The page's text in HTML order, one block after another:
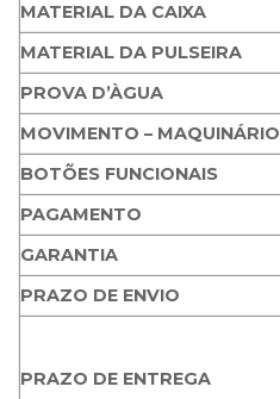
MATERIAL DA CAIXA
MATERIAL DA PULSEIRA
PROVA D’ÀGUA
MOVIMENTO – MAQUINÁRIO
BOTÕES FUNCIONAIS
PAGAMENTO
GARANTIA
PRAZO DE ENVIO
PRAZO DE ENTREGA